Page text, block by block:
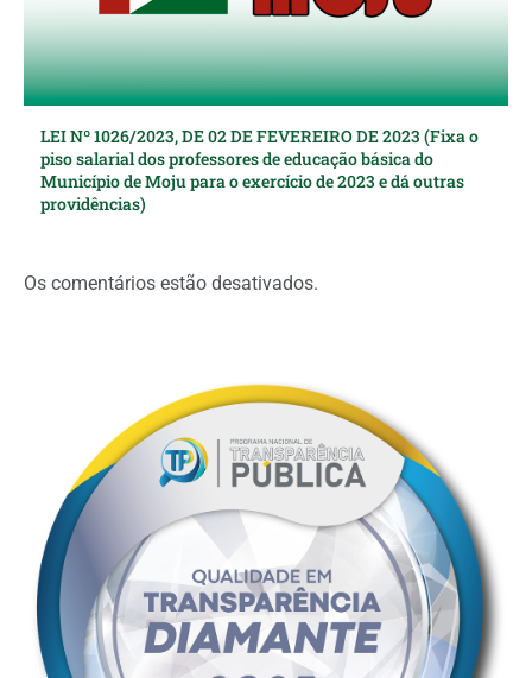
LEI Nº 1026/2023, DE 02 DE FEVEREIRO DE 2023 (Fixa o
piso salarial dos professores de educação básica do
Município de Moju para o exercício de 2023 e dá outras
providências)
Os comentários estão desativados.